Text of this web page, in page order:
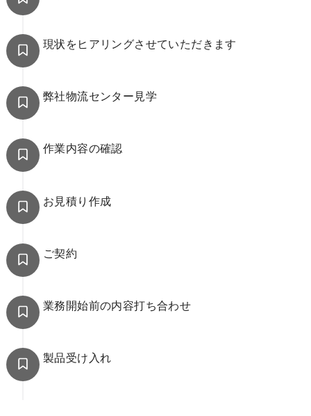
現状をヒアリングさせていただきます
弊社物流センター見学
作業内容の確認
お見積り作成
ご契約
業務開始前の内容打ち合わせ
製品受け入れ